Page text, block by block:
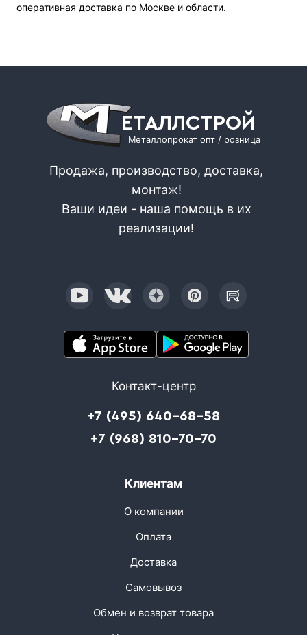
оперативная доставка по Москве и области.
ЕТАЛЛСТРОЙ
Металлопрокат опт / розница
Продажа, производство, доставка,
монтаж!
Ваши идеи - наша помощь в их
реализации!
Контакт-центр
+7 (495) 640-68-58
+7 (968) 810-70-70
Клиентам
О компании
Оплата
Доставка
Самовывоз
Обмен и возврат товара